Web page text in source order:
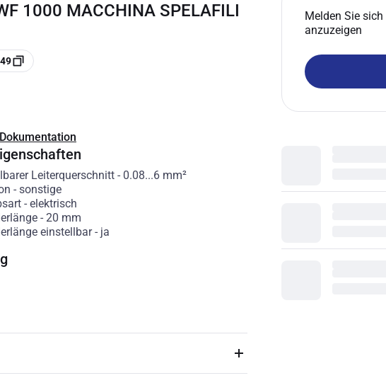
1000 MACCHINA SPELAFILI
Melden Sie
anzuzeigen
Leiterquerschnitt- 0.08...6 mm²
- sonstige
- elektrisch
- 20 mm
einstellbar- ja